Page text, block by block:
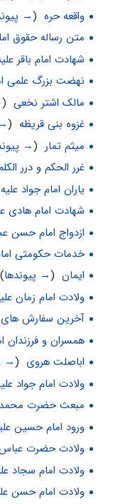
واقعه حره‏
(
→
متن رساله حقوق
شهادت امام باقر
نهضت بزرگ علمى
مالک اشتر نخعی‏
(
غزوه بنی قریظه‏
(
میثم تمار (
→
غرر الحکم و درر
یاران امام جواد
شهادت امام هادی
ازدواج امام حسن
خدمات حکومتی
ایمان‏
(→ پیوندها)
ولادت امام زمان
آخرین سفارش های
همسران و فرزندان
اباصلت هروی (
→
ولادت امام جواد
مبعث حضرت محمد
ورود امام حسین
ولادت حضرت عباس
ولادت امام سجاد
ولادت امام حسن